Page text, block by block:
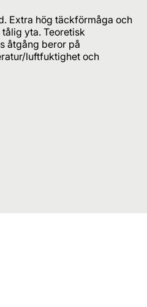
Extra hög täckförmåga och
yta. Teoretisk
åtgång beror på
luftfuktighet och